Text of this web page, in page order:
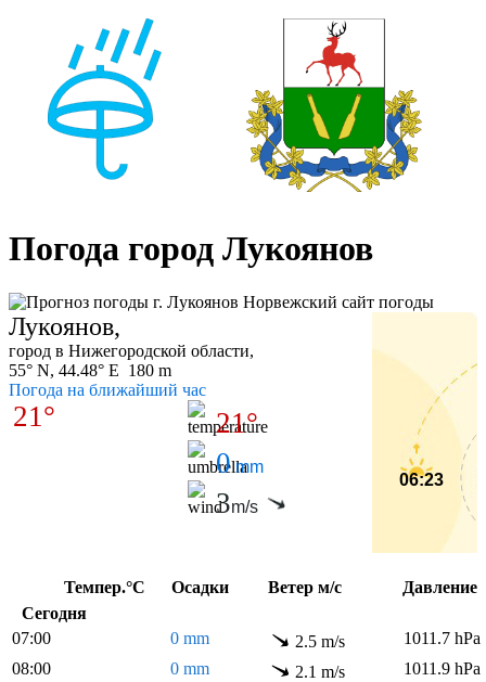
Погода город Лукоянов
Лукоянов,
город в Нижегородской области,
55° N, 44.48° E 180 m
Погода на ближайший час
21°
21°
0mm
3m/s
06:23
Темпер.°C Осадки Ветер м/с
Сегодня
07:00
0 mm 2.5 m/s
1011.7 hPa
08:00
0 mm 2.1 m/s
1011.9 hPa